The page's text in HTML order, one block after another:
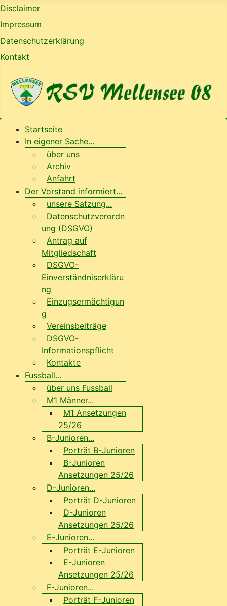
Disclaimer
Impressum
Datenschutzerklärung
Kontakt
Startseite
In eigener Sache...
über uns
Archiv
Anfahrt
Der Vorstand informiert...
unsere Satzung...
Datenschutzverordn
ung (DSGVO)
Antrag auf
Mitgliedschaft
DSGVO-
Einverständniserkläru
ng
Einzugsermächtigun
g
Vereinsbeiträge
DSGVO-
Informationspflicht
Kontakte
Fussball...
über uns Fussball
M1 Männer...
M1 Ansetzungen
25/26
B-Junioren...
Porträt B-Junioren
B-Junioren
Ansetzungen 25/26
D-Junioren...
Porträt D-Junioren
D-Junioren
Ansetzungen 25/26
E-Junioren...
Porträt E-Junioren
E-Junioren
Ansetzungen 25/26
F-Junioren...
Porträt F-Junioren